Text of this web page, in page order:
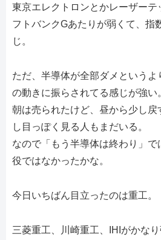
東京エレクトロンとかレーザーテ
フトバンクGあたりが弱くて、指
じ。
ただ、半導体が全部ダメという
の動きに振らされてる感じが強い
朝は売られたけど、昼から少し戻
し目っぽく見る人もまだいる。
なので「もう半導体は終わり」
役ではなかったかな。
今日いちばん目立ったのは重工。
三菱重工、川崎重工、IHIがかなり